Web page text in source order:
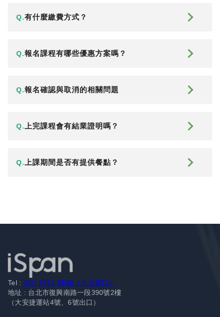
Q.有什麼繳費方式？
Q.報名課程有哪些優惠方案嗎？
Q.報名確認與取消的相關問題
Q. 上完課程會有結業證明嗎？
Q. 上課期間是否有提供餐點？
Tel : (02) 6631-6588（台北窗口）
地址 : 台北市復興南路一段390號2樓
（大安捷運站4號、6號出口）